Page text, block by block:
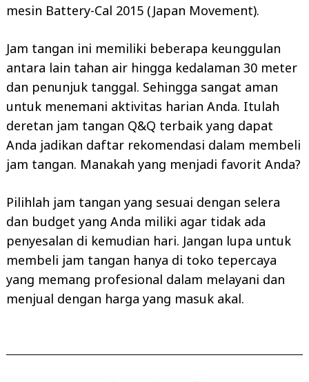
mesin Battery-Cal 2015 (Japan Movement).
Jam tangan ini memiliki beberapa keunggulan
antara lain tahan air hingga kedalaman 30 meter
dan penunjuk tanggal. Sehingga sangat aman
untuk menemani aktivitas harian Anda. Itulah
deretan jam tangan Q&Q terbaik yang dapat
Anda jadikan daftar rekomendasi dalam membeli
jam tangan. Manakah yang menjadi favorit Anda?
Pilihlah jam tangan yang sesuai dengan selera
dan budget yang Anda miliki agar tidak ada
penyesalan di kemudian hari. Jangan lupa untuk
membeli jam tangan hanya di toko tepercaya
yang memang profesional dalam melayani dan
menjual dengan harga yang masuk akal.